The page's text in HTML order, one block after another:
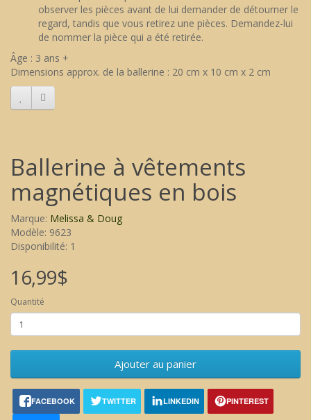
observer les pièces avant de lui demander de détourner le
regard, tandis que vous retirez une pièces. Demandez-lui
de nommer la pièce qui a été retirée.
Âge : 3 ans +
Dimensions approx. de la ballerine : 20 cm x 10 cm x 2 cm
Ballerine à vêtements
magnétiques en bois
Marque: Melissa & Doug
Modèle: 9623
Disponibilité: 1
16,99$
Quantité
Ajouter au panier
FACEBOOK TWITTER LINKEDIN PINTEREST